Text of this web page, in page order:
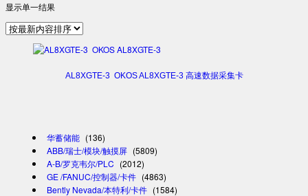
显示单一结果
AL8XGTE-3 OKOS AL8XGTE-3 高速数据采集卡
华蓄储能 (136)
ABB/瑞士/模块/触摸屏 (5809)
A-B/罗克韦尔/PLC (2012)
GE /FANUC/控制器/卡件 (4863)
Bently Nevada/本特利/卡件 (1584)